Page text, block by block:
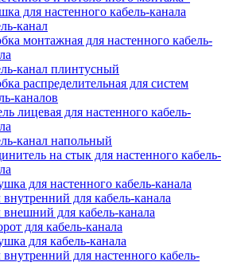
для настенного кабель-канала
канал
монтажная для настенного кабель-
канал плинтусный
распределительная для систем
каналов
лицевая для настенного кабель-
канал напольный
на стык для настенного кабель-
для настенного кабель-канала
внутренний для кабель-канала
внешний для кабель-канала
для кабель-канала
для кабель-канала
внутренний для настенного кабель-